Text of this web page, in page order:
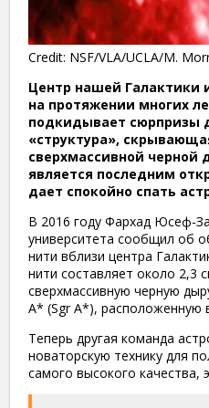
Credit: NSF/VLA/UCLA/M.
Центр нашей Галактики
на протяжении многих
подкидывает сюрпризы
«структура»,
сверхмассивной
является последним
дает спокойно спать
В 2016 году Фархад Юсеф-
университета сообщил об
нити вблизи центра
нити составляет около 2,3
сверхмассивную черную
A* (Sgr A*), расположенную
Теперь другая команда
новаторскую технику для
самого высокого качества,